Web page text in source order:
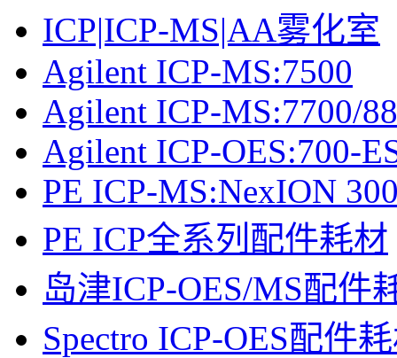
ICP|ICP-MS|AA雾化室
Agilent ICP-MS:7500
Agilent ICP-MS:7700/
Agilent ICP-OES:700-
PE ICP-MS:NexION
PE ICP全系列配件耗材
岛津ICP-OES/MS配件
Spectro ICP-OES配件